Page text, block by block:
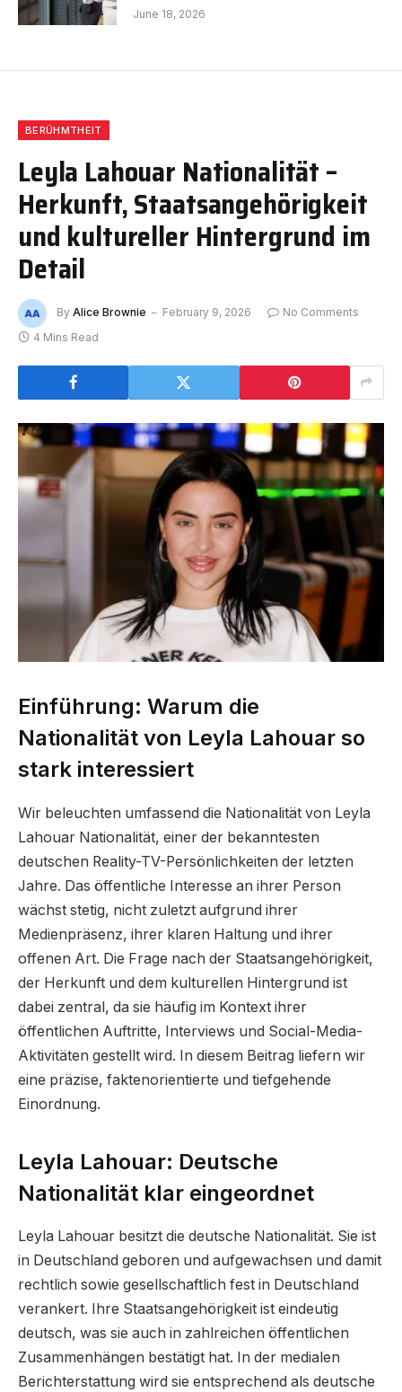
June 18, 2026
BERÜHMTHEIT
Leyla Lahouar Nationalität –
Herkunft, Staatsangehörigkeit
und kultureller Hintergrund im
Detail
By Alice Brownie February 9, 2026
No Comments
4 Mins Read
Einführung: Warum die
Nationalität von Leyla Lahouar so
stark interessiert
Wir beleuchten umfassend die Nationalität von Leyla
Lahouar Nationalität, einer der bekanntesten
deutschen Reality-TV-Persönlichkeiten der letzten
Jahre. Das öffentliche Interesse an ihrer Person
wächst stetig, nicht zuletzt aufgrund ihrer
Medienpräsenz, ihrer klaren Haltung und ihrer
offenen Art. Die Frage nach der Staatsangehörigkeit,
der Herkunft und dem kulturellen Hintergrund ist
dabei zentral, da sie häufig im Kontext ihrer
öffentlichen Auftritte, Interviews und Social-Media-
Aktivitäten gestellt wird. In diesem Beitrag liefern wir
eine präzise, faktenorientierte und tiefgehende
Einordnung.
Leyla Lahouar: Deutsche
Nationalität klar eingeordnet
Leyla Lahouar besitzt die deutsche Nationalität. Sie ist
in Deutschland geboren und aufgewachsen und damit
rechtlich sowie gesellschaftlich fest in Deutschland
verankert. Ihre Staatsangehörigkeit ist eindeutig
deutsch, was sie auch in zahlreichen öffentlichen
Zusammenhängen bestätigt hat. In der medialen
Berichterstattung wird sie entsprechend als deutsche